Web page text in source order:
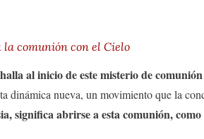
comunión con el Cielo
al inicio de este misterio de
dinámica nueva, un movimiento que la
significa abrirse a esta comunión,